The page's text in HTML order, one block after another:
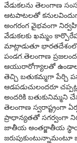
వేడుకలను తెలంగాణ
ఆటపాటలతో
అంగరంగ వైభవంగా
వేడుకలకు ఖమ్మం
మాట్లాడుతూ భారతదేశంలో
పండగ.తెలంగాణ
ఆయురారోగ్యాలతో ఉండాలని
తెచ్చి బతుకమ్మగా పేర్చి
ఆడపడుచులందరూ
అందరికి బతుకునిమ్మని
తెలంగాణ స్వరాష్ట్రంగా
ప్రాధాన్యతతో సగర్వంగా
జాతీయ అంతర్జాతీయ
జరుపుకుంటున్నామంటూ